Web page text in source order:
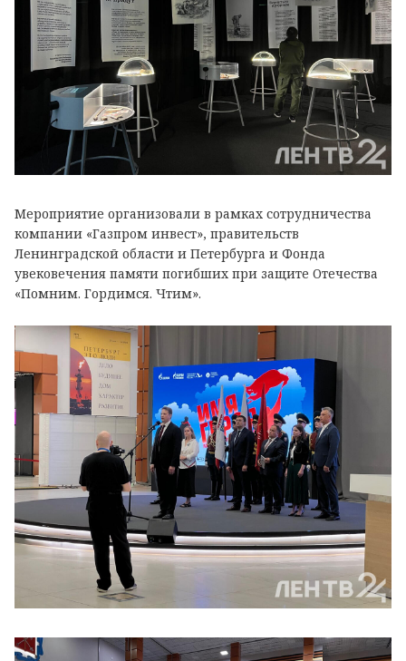
Мероприятие организовали в рамках сотрудничества
компании «Газпром инвест», правительств
Ленинградской области и Петербурга и Фонда
увековечения памяти погибших при защите Отечества
«Помним. Гордимся. Чтим».